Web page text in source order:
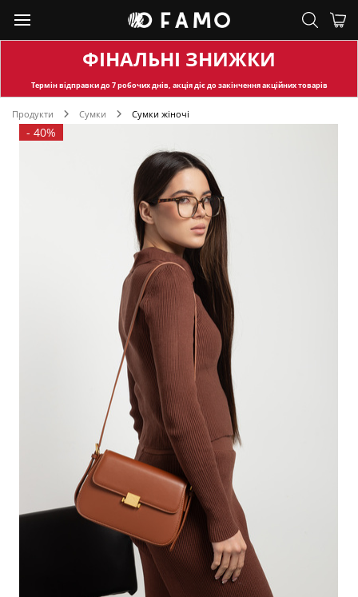
ФІНАЛЬНІ ЗНИЖКИ
Термін відправкидо 7 робочих днів, акція діє до закінчення акційних товарів
Продукти Сумки Сумки жіночі
- 40%